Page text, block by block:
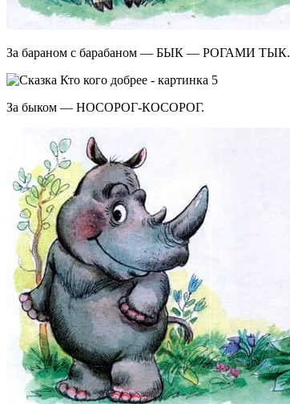
За бараном с барабаном — БЫК — РОГАМИ ТЫК.
За быком — НОСОРОГ-КОСОРОГ.